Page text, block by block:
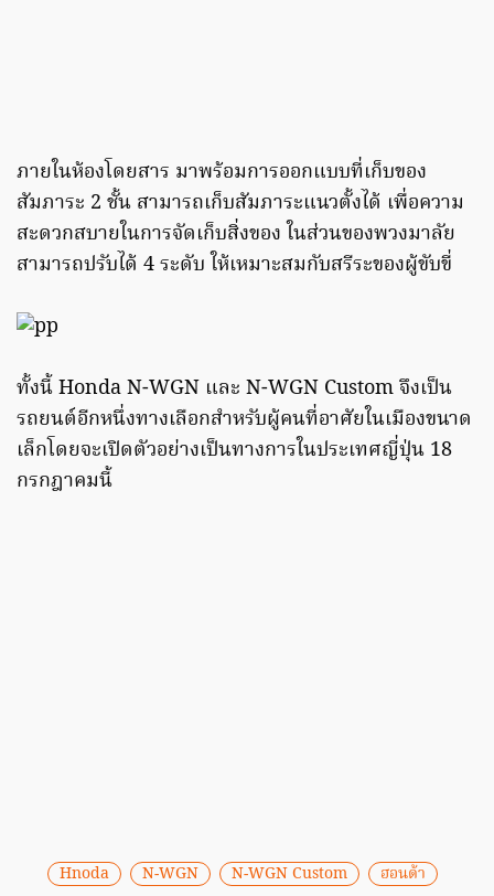
ภายในห้องโดยสาร มาพร้อมการออกแบบที่เก็บของ
สัมภาระ 2 ชั้น สามารถเก็บสัมภาระแนวตั้งได้ เพื่อความ
สะดวกสบายในการจัดเก็บสิ่งของ ในส่วนของพวงมาลัย
สามารถปรับได้ 4 ระดับ ให้เหมาะสมกับสรีระของผู้ขับขี่
ทั้งนี้ Honda N-WGN และ N-WGN Custom จึงเป็น
รถยนต์อีกหนึ่งทางเลือกสำหรับผู้คนที่อาศัยในเมืองขนาด
เล็กโดยจะเปิดตัวอย่างเป็นทางการในประเทศญี่ปุ่น 18
กรกฎาคมนี้
Hnoda N-WGN N-WGN Custom ฮอนด้า